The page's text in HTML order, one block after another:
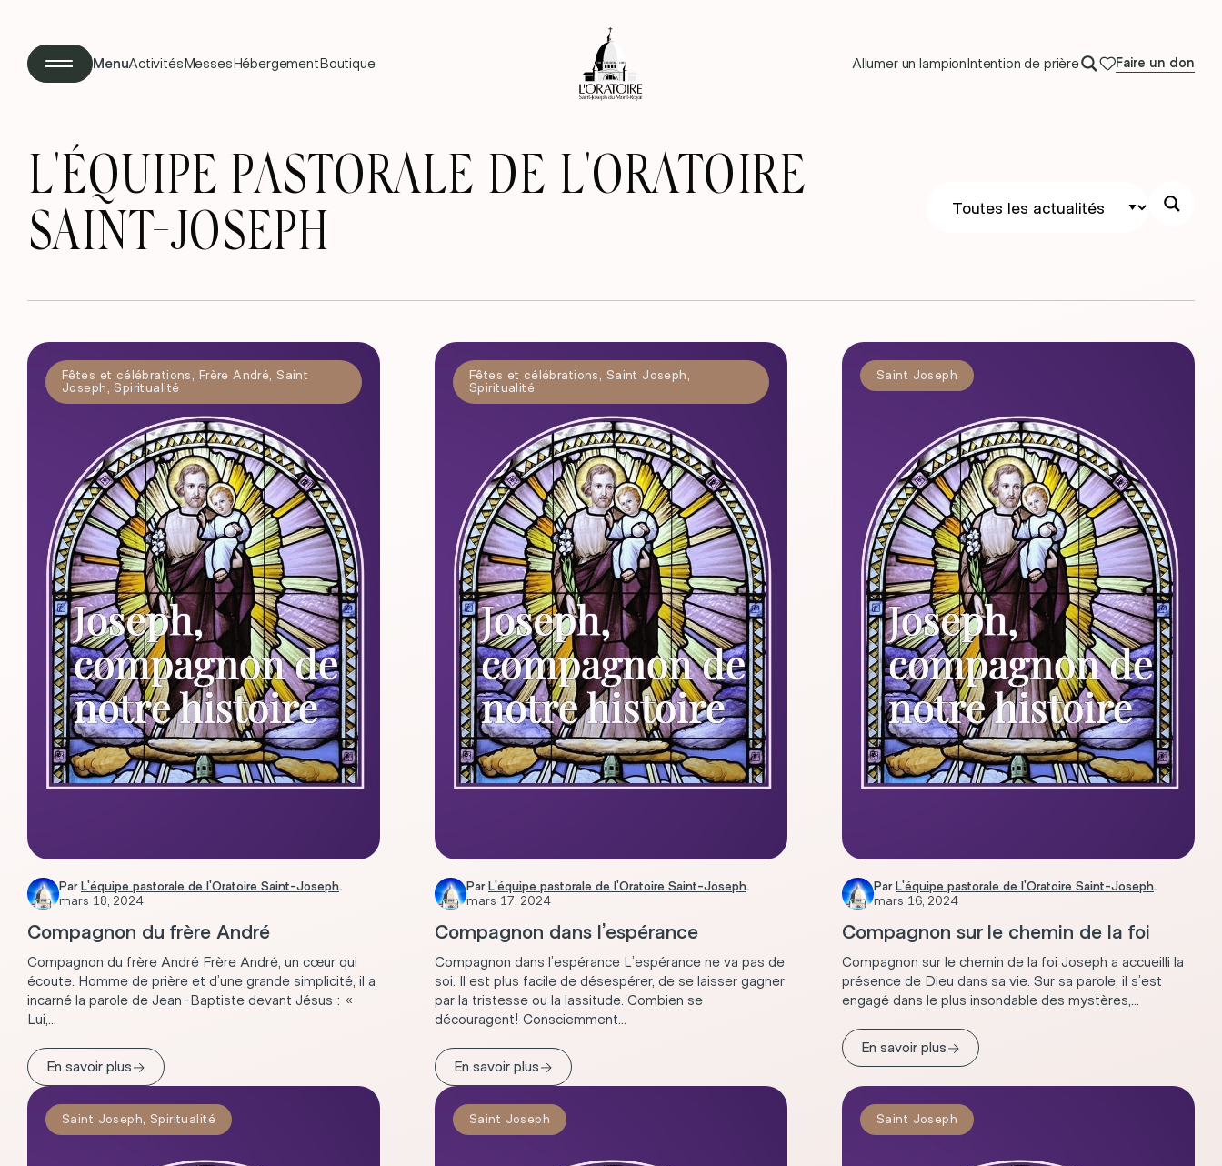
MenuActivités Messes Hébergement Boutique Allumer un lampion Intention de prière Faire un don
L'ÉQUIPE PASTORALE DE L'ORATOIRE
SAINT-JOSEPH
Fêtes et célébrations Frère André ,Saint
Joseph
,Spiritualité
Par L'équipe pastorale de l'Oratoire Saint-Joseph.
mars 18, 2024
Compagnon du frère André
Compagnon du frère André Frère André, un cœur qui
écoute. Homme de prière et d’une grande simplicité, il a
incarné la parole de Jean-Baptiste devant Jésus : «
Lui,...
En savoir plus→
Fêtes et célébrations Saint Joseph
Spiritualité
Par L'équipe pastorale de l'Oratoire Saint-Joseph.
mars 17, 2024
Compagnon dans l’espérance
Compagnon dans l’espérance L’espérance ne va pas de
soi. Il est plus facile de désespérer, de se laisser gagner
par la tristesse ou la lassitude. Combien se
découragent! Consciemment...
En savoir plus→
Saint Joseph
Par L'équipe pastorale de l'Oratoire Saint-Joseph.
mars 16, 2024
Compagnon sur le chemin de la foi
Compagnon sur le chemin de la foi Joseph a accueilli la
présence de Dieu dans sa vie. Sur sa parole, il s’est
engagé dans le plus insondable des mystères,...
En savoir plus→
Saint Joseph, Spiritualité Saint Joseph Saint Joseph